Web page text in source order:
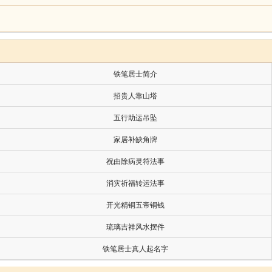
(万历中，革副指挥每城二人。)
官一人，经历、知事、照磨、检校各一人。儒学教
织染局，大使一人，左、右副使各一人。都税司、
江递运所，大使、副使各一人。批验所，大使一人
。十三年，始立儒学。
卿印以从。是时，皇太子监国，大小庶务悉以委之
存惟礼、刑、工三部，各一侍郎，在南之官加“南京”
人，(正九品)所辖，审理所，审理正一人，(正六品)
品)典乐一人，(正九品)典宝所，典宝正一人，(正八
，(正九品)副一人，(从九品)工正所，工正一人，(
品)引礼舍二人，(后革二人。) 仓大使、副使各一人
铁笔居士简介
招贵人靠山塔
五行助运吊坠
家居补缺角牌
祝由除病灵符法事
消灾祈福转运法事
开光精铜五帝铜钱
琉璃吉祥风水摆件
铁笔居士真人起名字